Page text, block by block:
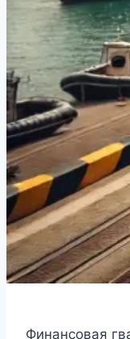
Финансовая